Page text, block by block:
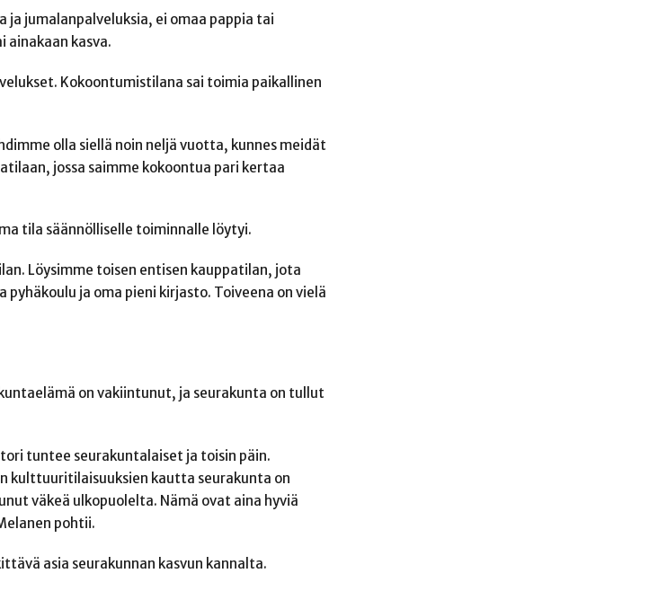
ja jumalanpalveluksia, ei omaa pappia tai
ainakaan kasva.
Kokoontumistilana sai toimia paikallinen
olla siellä noin neljä vuotta, kunnes meidät
jossa saimme kokoontua pari kertaa
tila säännölliselle toiminnalle löytyi.
Löysimme toisen entisen kauppatilan, jota
ja oma pieni kirjasto. Toiveena on vielä
on vakiintunut, ja seurakunta on tullut
tuntee seurakuntalaiset ja toisin päin.
kulttuuritilaisuuksien kautta seurakunta on
väkeä ulkopuolelta. Nämä ovat aina hyviä
pohtii.
asia seurakunnan kasvun kannalta.